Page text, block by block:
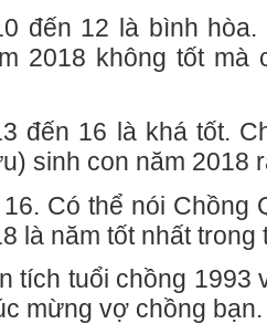
đến 12 là bình
2018 không tốt mà
đến 16 là khá tốt.
sinh con năm 2018
Có thể nói
là năm tốt nhất trong
tích tuổi chồng 1993
mừng vợ chồng bạn.